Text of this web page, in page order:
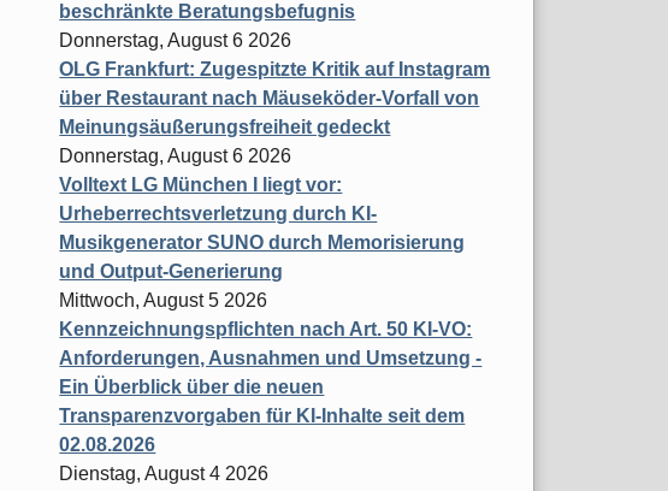
beschränkte Beratungsbefugnis
Donnerstag, August 6 2026
OLG Frankfurt: Zugespitzte Kritik auf Instagram
über Restaurant nach Mäuseköder-Vorfall von
Meinungsäußerungsfreiheit gedeckt
Donnerstag, August 6 2026
Volltext LG München I liegt vor:
Urheberrechtsverletzung durch KI-
Musikgenerator SUNO durch Memorisierung
und Output-Generierung
Mittwoch, August 5 2026
Kennzeichnungspflichten nach Art. 50 KI-VO:
Anforderungen, Ausnahmen und Umsetzung -
Ein Überblick über die neuen
Transparenzvorgaben für KI-Inhalte seit dem
02.08.2026
Dienstag, August 4 2026